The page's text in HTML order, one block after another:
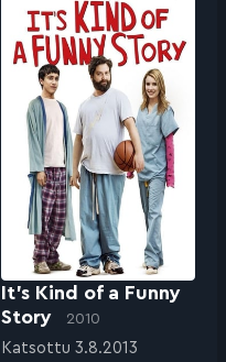
It’s Kind of a Funny
Story
2010
Katsottu 3.8.2013